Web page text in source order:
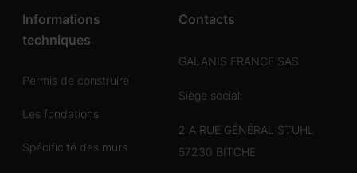
Informations
techniques
Permis de construire
Les fondations
Spécificité des murs
Contacts
GALANIS FRANCE SAS
Siège social:
2 A RUE GÉNÉRAL STUHL
57230 BITCHE